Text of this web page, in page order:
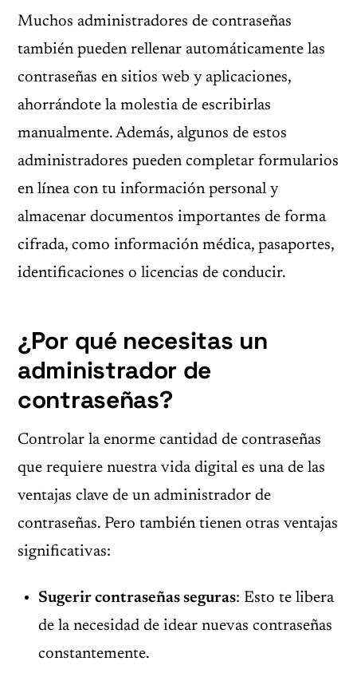
Muchos administradores de contraseñas
también pueden rellenar automáticamente las
contraseñas en sitios web y aplicaciones,
ahorrándote la molestia de escribirlas
manualmente. Además, algunos de estos
administradores pueden completar formularios
en línea con tu información personal y
almacenar documentos importantes de forma
cifrada, como información médica, pasaportes,
identificaciones o licencias de conducir.
¿Por qué necesitas un
administrador de
contraseñas?
Controlar la enorme cantidad de contraseñas
que requiere nuestra vida digital es una de las
ventajas clave de un administrador de
contraseñas. Pero también tienen otras ventajas
significativas:
Sugerir contraseñas seguras: Esto te libera
de la necesidad de idear nuevas contraseñas
constantemente.